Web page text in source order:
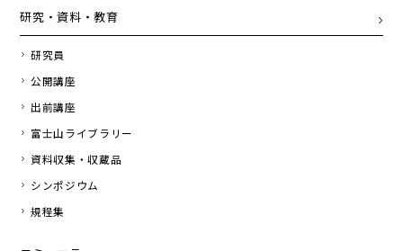
研究・資料・教育
研究員
公開講座
出前講座
富士山ライブラリー
資料収集・収蔵品
シンポジウム
規程集